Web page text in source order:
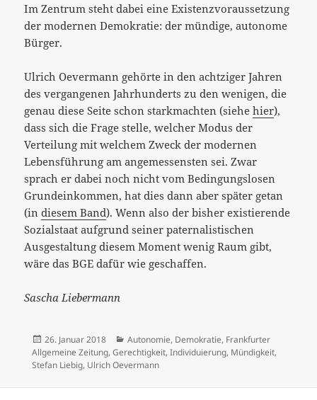
Im Zentrum steht dabei eine Existenzvoraussetzung
der modernen Demokratie: der mündige, autonome
Bürger.
Ulrich Oevermann gehörte in den achtziger Jahren
des vergangenen Jahrhunderts zu den wenigen, die
genau diese Seite schon starkmachten (siehehier),
dass sich die Frage stelle, welcher Modus der
Verteilung mit welchem Zweck der modernen
Lebensführung am angemessensten sei. Zwar
sprach er dabei noch nicht vom Bedingungslosen
Grundeinkommen, hat dies dann aber später getan
(indiesem Band). Wenn also der bisher existierende
Sozialstaat aufgrund seiner paternalistischen
Ausgestaltung diesem Moment wenig Raum gibt,
wäre das BGE dafür wie geschaffen.
Sascha Liebermann
Veröffentlicht
am
26. Januar 2018 Kategorien
Autonomie, Demokratie, Frankfurter
Allgemeine Zeitung, Gerechtigkeit, Individuierung, Mündigkeit,
Stefan Liebig, Ulrich Oevermann